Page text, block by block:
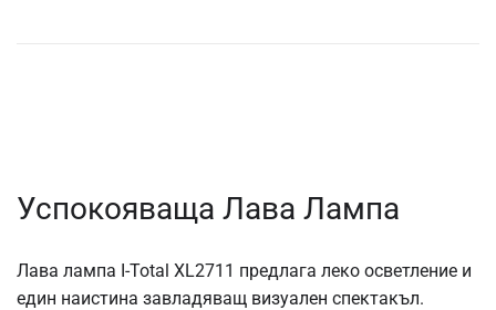
Успокояваща Лава Лампа
Лава лампа I-Total XL2711 предлага леко осветление и
един наистина завладяващ визуален спектакъл.